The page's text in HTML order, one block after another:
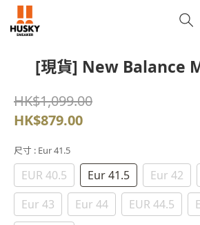
[現貨] New Balance
HK$1,099.00
HK$879.00
尺寸 : Eur 41.5
EUR 40.5 Eur 41.5 Eur 42
Eur 43
Eur 44 EUR 44.5